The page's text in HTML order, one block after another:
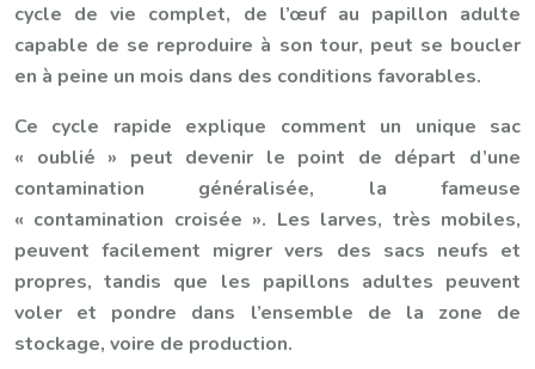
cycle de vie complet, de l’œuf au papillon adulte
capable de se reproduire à son tour, peut se boucler
en à peine un mois dans des conditions favorables.
Ce cycle rapide explique comment un unique sac
« oublié » peut devenir le point de départ d’une
contamination généralisée, la fameuse
« contamination croisée ». Les larves, très mobiles,
peuvent facilement migrer vers des sacs neufs et
propres, tandis que les papillons adultes peuvent
voler et pondre dans l’ensemble de la zone de
stockage, voire de production.